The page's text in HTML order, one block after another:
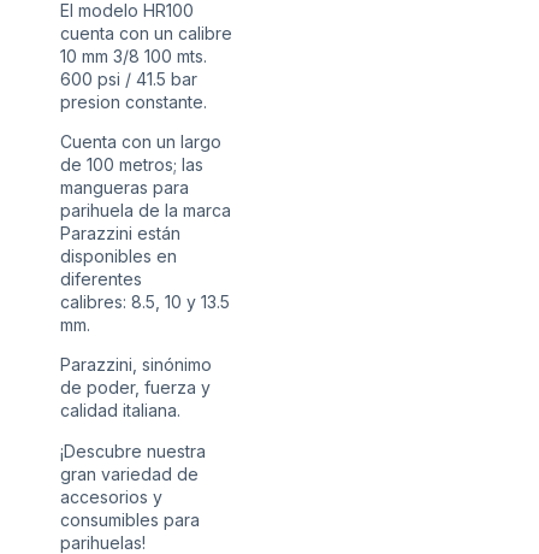
El modelo HR100
cuenta con un calibre
10 mm 3/8 100 mts.
600 psi / 41.5 bar
presion constante.
Cuenta con un largo
de 100 metros; las
mangueras para
parihuela de la marca
Parazzini están
disponibles en
diferentes
calibres: 8.5, 10 y 13.5
mm.
Parazzini, sinónimo
de poder, fuerza y
calidad italiana.
¡Descubre nuestra
gran variedad de
accesorios y
consumibles para
parihuelas!